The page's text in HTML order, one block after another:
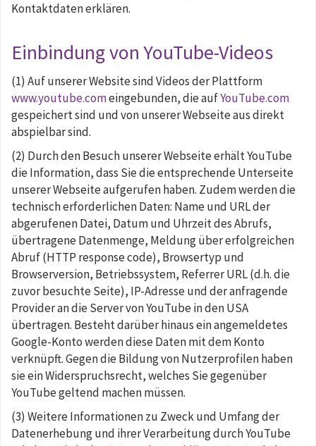
Kontaktdaten erklären.
Einbindung von YouTube-Videos
(1) Auf unserer Website sind Videos der Plattform
www.youtube.comeingebunden, die aufYouTube.com
gespeichert sind und von unserer Webseite aus direkt
abspielbar sind.
(2) Durch den Besuch unserer Webseite erhält YouTube
die Information, dass Sie die entsprechende Unterseite
unserer Webseite aufgerufen haben. Zudem werden die
technisch erforderlichen Daten: Name und URL der
abgerufenen Datei, Datum und Uhrzeit des Abrufs,
übertragene Datenmenge, Meldung über erfolgreichen
Abruf (HTTP response code), Browsertyp und
Browserversion, Betriebssystem, Referrer URL (d.h. die
zuvor besuchte Seite), IP-Adresse und der anfragende
Provider an die Server von YouTube in den USA
übertragen. Besteht darüber hinaus ein angemeldetes
Google-Konto werden diese Daten mit dem Konto
verknüpft. Gegen die Bildung von Nutzerprofilen haben
sie ein Widerspruchsrecht, welches Sie gegenüber
YouTube geltend machen müssen.
(3) Weitere Informationen zu Zweck und Umfang der
Datenerhebung und ihrer Verarbeitung durch YouTube